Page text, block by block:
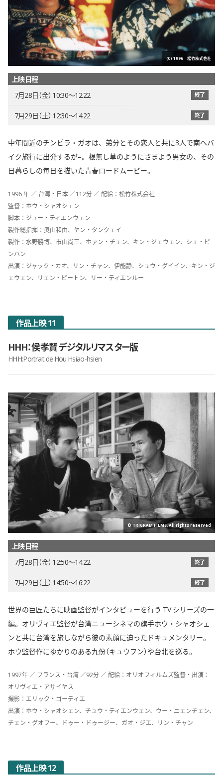
(C) 1996 松竹株式会社
上映日程
7月28日（金） 10:30〜12:22
終了
7月29日（土） 12:30〜14:22 終了
中年間近のチンピラ・ガオは、弟分とその恋人と共に3人で南へバ
イク旅行に出発するが–。根無し草のようにさまよう男女の、その
日暮らしの毎日を描いた青春ロードムービー。
1996 年 ／ 台湾・日本 ／112分 ／ 配給：松竹株式会社
監督：ホウ・シャオシェン
脚本：ジュー・ティエンウェン
製作総指揮：奥山和由、ヤン・タンクェイ
製作：水野勝博、市山尚三、ホァン・チェン、キン・ジェウェン、シェ・ピ
ンハン
出演：ジャック・カオ、リン・チャン、伊能静、シュウ・グイイン、キン・ジ
ェウェン、リェン・ピートン、リー・ティエンルー
作品上映 11
HHH：侯孝賢 デジタルリマスター版
HHH:Portrait de Hou Hsiao-hsien
© TRIGRAM FILMS, All rights reserved
上映日程
7月28日（金） 12:50〜14:22
終了
7月29日（土） 14:50〜16:22 終了
世界の巨匠たちに映画監督がインタビューを行う TV シリーズの一
編。オリヴィエ監督が台湾ニューシネマの旗手ホウ・シャオシェ
ンと共に台湾を旅しながら彼の素顔に迫ったドキュメンタリー。
ホウ監督作にゆかりのある九份（キュウフン）や台北を巡る。
1997年 ／ フランス・台湾 ／92分 ／ 配給：オリオフィルムズ監督・出演：
オリヴィエ・アサイヤス
撮影：エリック・ゴーティエ
出演：ホウ・シャオシェン、チュウ・ティエンウェン、ウー・ニェンチェン、
チェン・グオフー、ドゥー・ドゥージー、ガオ・ジエ、リン・チャン
作品上映 12